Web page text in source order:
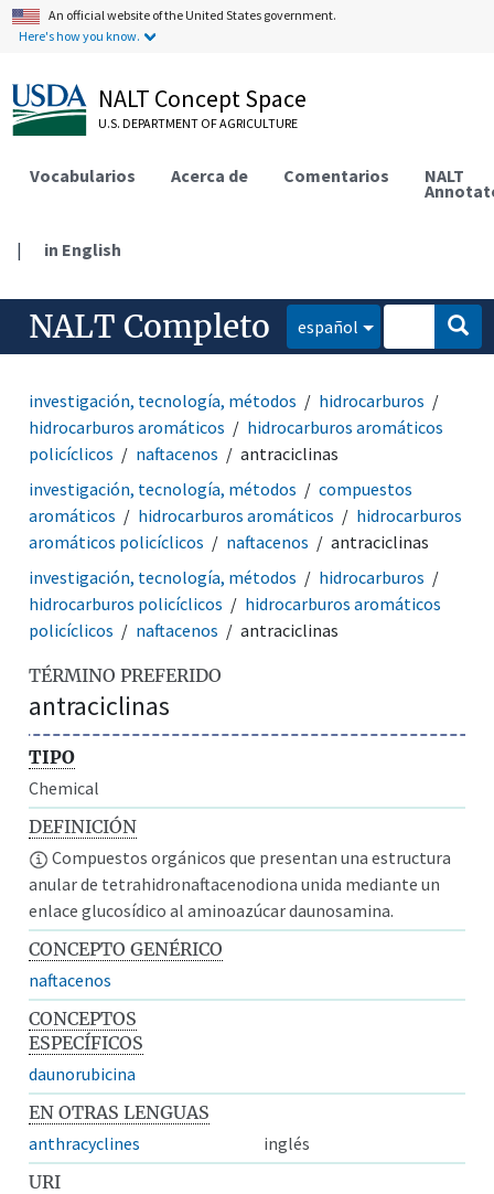
An official website of the United States government.
Here's how you know.
NALT Concept Space
U.S. DEPARTMENT OF AGRICULTURE
Vocabularios Acerca de Comentarios NALT
| in English
NALT Completo español
investigación, tecnología, métodos
hidrocarburos
hidrocarburos aromáticos
hidrocarburos aromáticos
policíclicos
naftacenos
antraciclinas
investigación, tecnología, métodos
compuestos
aromáticos
hidrocarburos aromáticos
hidrocarburos
aromáticos policíclicos
naftacenos
antraciclinas
investigación, tecnología, métodos
hidrocarburos
hidrocarburos policíclicos
hidrocarburos aromáticos
policíclicos
naftacenos antraciclinas
TÉRMINO PREFERIDO
antraciclinas
TIPO
Chemical
DEFINICIÓN
Compuestos orgánicos que presentan una estructura
anular de tetrahidronaftacenodiona unida mediante un
enlace glucosídico al aminoazúcar daunosamina.
CONCEPTO GENÉRICO
naftacenos
CONCEPTOS
ESPECÍFICOS
daunorubicina
EN OTRAS LENGUAS
anthracyclines
inglés
URI